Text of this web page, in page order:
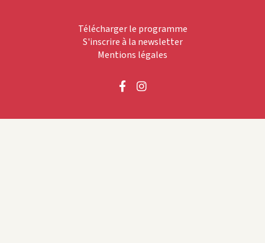
Télécharger le programme
S'inscrire à la newsletter
Mentions légales